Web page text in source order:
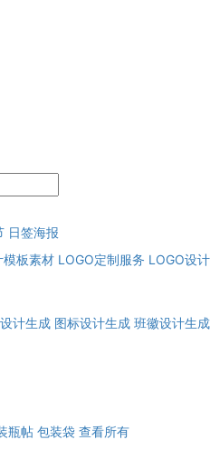
日签海报
模板素材 LOGO定制服务 LOGO设计
计生成 图标设计生成 班徽设计生成
瓶帖 包装袋 查看所有